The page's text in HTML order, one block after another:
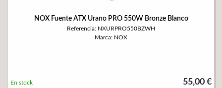
NOX Fuente ATX Urano PRO 550W Bronze Blanco
Referencia: NXURPRO550BZWH
Marca: NOX
55,00 €
En stock